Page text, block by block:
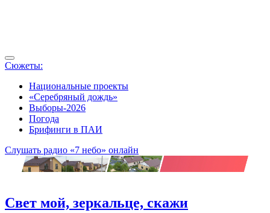
Сюжеты:
Национальные проекты
«Серебряный дождь»
Выборы-2026
Погода
Брифинги в ПАИ
Слушать радио «7 небо» онлайн
Свет мой, зеркальце, скажи